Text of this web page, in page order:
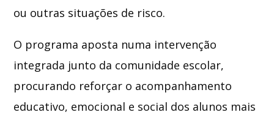
ou outras situações de risco.
O programa aposta numa intervenção
integrada junto da comunidade escolar,
procurando reforçar o acompanhamento
educativo, emocional e social dos alunos mais